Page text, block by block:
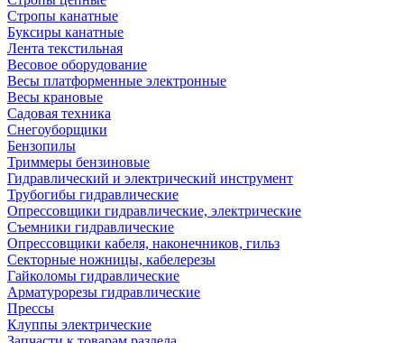
Стропы канатные
Буксиры канатные
Лента текстильная
Весовое оборудование
Весы платформенные электронные
Весы крановые
Садовая техника
Снегоуборщики
Бензопилы
Триммеры бензиновые
Гидравлический и электрический инструмент
Трубогибы гидравлические
Опрессовщики гидравлические, электрические
Съемники гидравлические
Опрессовщики кабеля, наконечников, гильз
Секторные ножницы, кабелерезы
Гайколомы гидравлические
Арматурорезы гидравлические
Прессы
Клуппы электрические